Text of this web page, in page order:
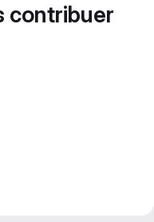
contribuer